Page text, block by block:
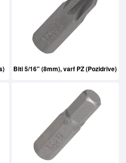
Biti 5/16" (8mm), varf PZ (Pozidrive)